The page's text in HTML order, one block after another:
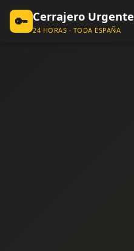
🔑 Cerrajero Urgente
24 HORAS · TODA ESPAÑA